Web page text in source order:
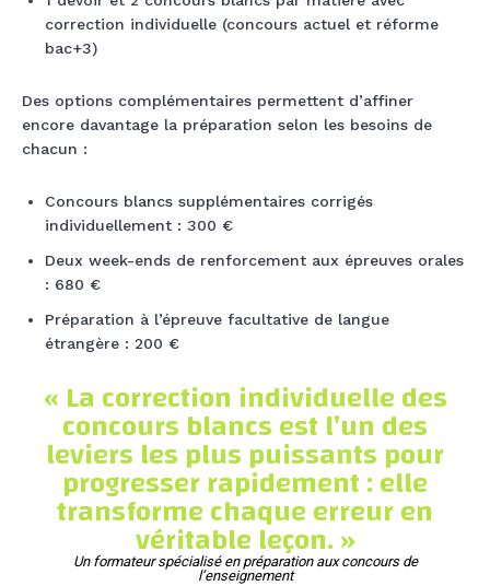
correction individuelle (concours actuel et réforme
bac+3)
Des options complémentaires permettent d’affiner
encore davantage la préparation selon les besoins de
chacun :
Concours blancs supplémentaires corrigés
individuellement : 300 €
Deux week-ends de renforcement aux épreuves orales
: 680 €
Préparation à l’épreuve facultative de langue
étrangère : 200 €
« La correction individuelle des
concours blancs est l’un des
leviers les plus puissants pour
progresser rapidement : elle
transforme chaque erreur en
véritable leçon. »
Un formateur spécialisé en préparation aux concours de
l’enseignement